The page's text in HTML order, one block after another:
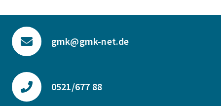
gmk@gmk-net.de
0521/677 88